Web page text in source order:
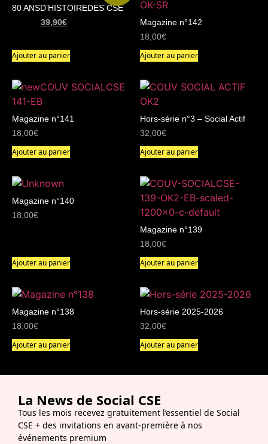
80 ANSD’HISTOIREDES CSE
39,90€
Ajouter au panier
Magazine n°142
18,00€
Ajouter au panier
Magazine n°141
18,00€
Ajouter au panier
Hors-série n°3 – Social Actif
32,00€
Ajouter au panier
Magazine n°140
18,00€
Ajouter au panier
Magazine n°139
18,00€
Ajouter au panier
Magazine n°138
18,00€
Ajouter au panier
Hors-série 2025-2026
32,00€
Ajouter au panier
La News de Social CSE
Tous les mois recevez gratuitement l’essentiel de Social
CSE + des invitations en avant-première à nos
événements premium